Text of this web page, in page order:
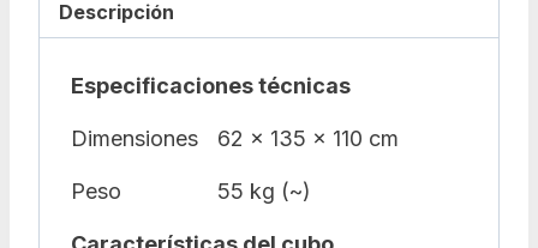
Descripción
Especificaciones técnicas
Dimensiones 62 x 135 x 110 cm
Peso 55 kg (~)